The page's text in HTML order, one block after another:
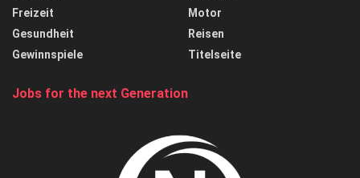
Freizeit
Gesundheit
Gewinnspiele
Motor
Reisen
Titelseite
Jobs for the next Generation